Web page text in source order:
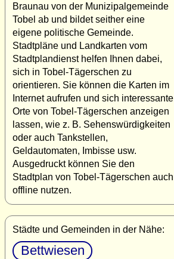
Braunau von der Munizipalgemeinde
Tobel ab und bildet seither eine
eigene politische Gemeinde.
Stadtpläne und Landkarten vom
Stadtplandienst helfen Ihnen dabei,
sich in Tobel-Tägerschen zu
orientieren. Sie können die Karten im
Internet aufrufen und sich interessante
Orte von Tobel-Tägerschen anzeigen
lassen, wie z. B. Sehenswürdigkeiten
oder auch Tankstellen,
Geldautomaten, Imbisse usw.
Ausgedruckt können Sie den
Stadtplan von Tobel-Tägerschen auch
offline nutzen.
Städte und Gemeinden in der Nähe:
Bettwiesen